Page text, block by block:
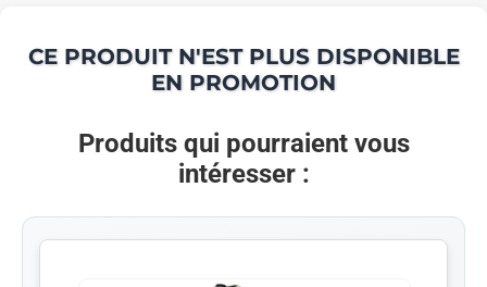
CE PRODUIT N'EST PLUS DISPONIBLE
EN PROMOTION
Produits qui pourraient vous
intéresser :